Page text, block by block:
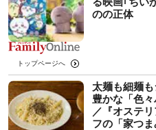
のの正体
トップページへ
太麺も細麺
豊かな「色々
／『オステ
フの「家つま